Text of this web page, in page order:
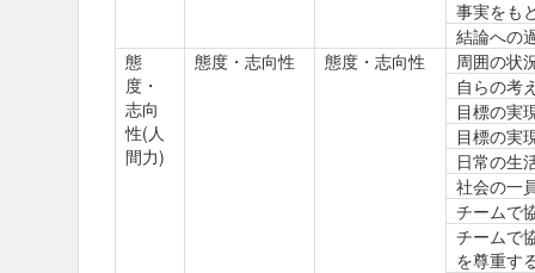
事実をも
結論への
態
度・
志向
性(人
間力)
態度・志向性 態度・志向性
周囲の状
自らの考
目標の実
目標の実
日常の生
社会の一
チームで
チームで
を尊重す